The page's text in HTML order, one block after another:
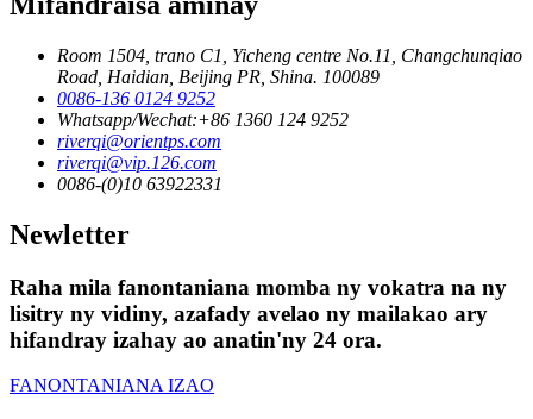
Room 1504, trano C1, Yicheng centre No.11, Changchunqiao
Road, Haidian, Beijing PR, Shina. 100089
0086-136 0124 9252
Whatsapp/Wechat:+86 1360 124 9252
riverqi@orientps.com
riverqi@vip.126.com
0086-(0)10 63922331
Newletter
Raha mila fanontaniana momba ny vokatra na ny
lisitry ny vidiny, azafady avelao ny mailakao ary
hifandray izahay ao anatin'ny 24 ora.
FANONTANIANA IZAO